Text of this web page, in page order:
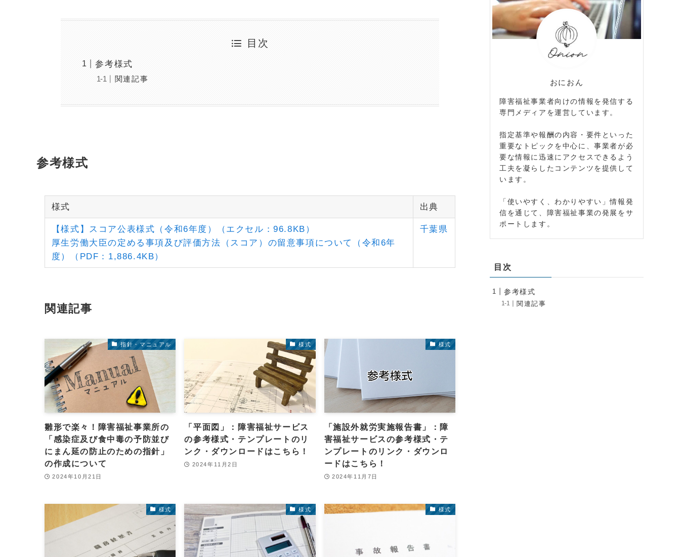
目次
参考様式
関連記事
参考様式
様式 出典
【様式】スコア公表様式（令和6年度）（エクセル：96.8KB）
厚生労働大臣の定める事項及び評価方法（スコア）の留意事項について（令和6年
度）（PDF：1,886.4KB）
千葉県
関連記事
指針・マニュアル
雛形で楽々！障害福祉事業所の
「感染症及び食中毒の予防並び
にまん延の防止のための指針」
の作成について
2024年10月21日
様式
「平面図」：障害福祉サービス
の参考様式・テンプレートのリ
ンク・ダウンロードはこちら！
2024年11月2日
様式
「施設外就労実施報告書」：障
害福祉サービスの参考様式・テ
ンプレートのリンク・ダウンロ
ードはこちら！
2024年11月7日
様式 様式 様式
おにおん
障害福祉事業者向けの情報を発信する
専門メディアを運営しています。
指定基準や報酬の内容・要件といった
重要なトピックを中心に、事業者が必
要な情報に迅速にアクセスできるよう
工夫を凝らしたコンテンツを提供して
います。
「使いやすく、わかりやすい」情報発
信を通じて、障害福祉事業の発展をサ
ポートします。
目次
参考様式
関連記事